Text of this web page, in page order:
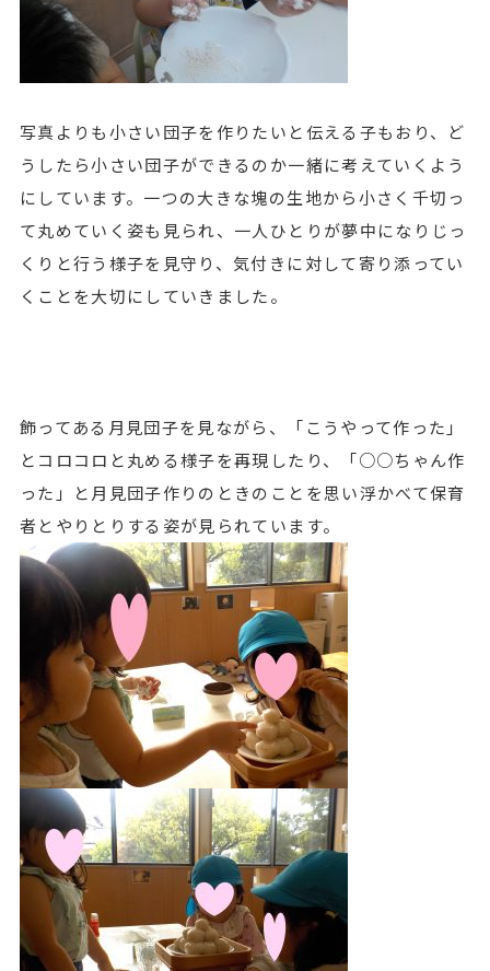
写真よりも小さい団子を作りたいと伝える子もおり、ど
うしたら小さい団子ができるのか一緒に考えていくよう
にしています。一つの大きな塊の生地から小さく千切っ
て丸めていく姿も見られ、一人ひとりが夢中になりじっ
くりと行う様子を見守り、気付きに対して寄り添ってい
くことを大切にしていきました。
飾ってある月見団子を見ながら、「こうやって作った」
とコロコロと丸める様子を再現したり、「○○ちゃん作
った」と月見団子作りのときのことを思い浮かべて保育
者とやりとりする姿が見られています。